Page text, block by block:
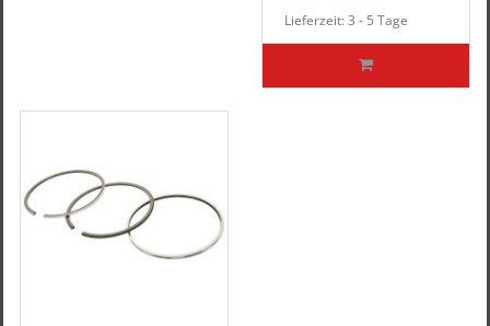
Lieferzeit: 3 - 5 Tage